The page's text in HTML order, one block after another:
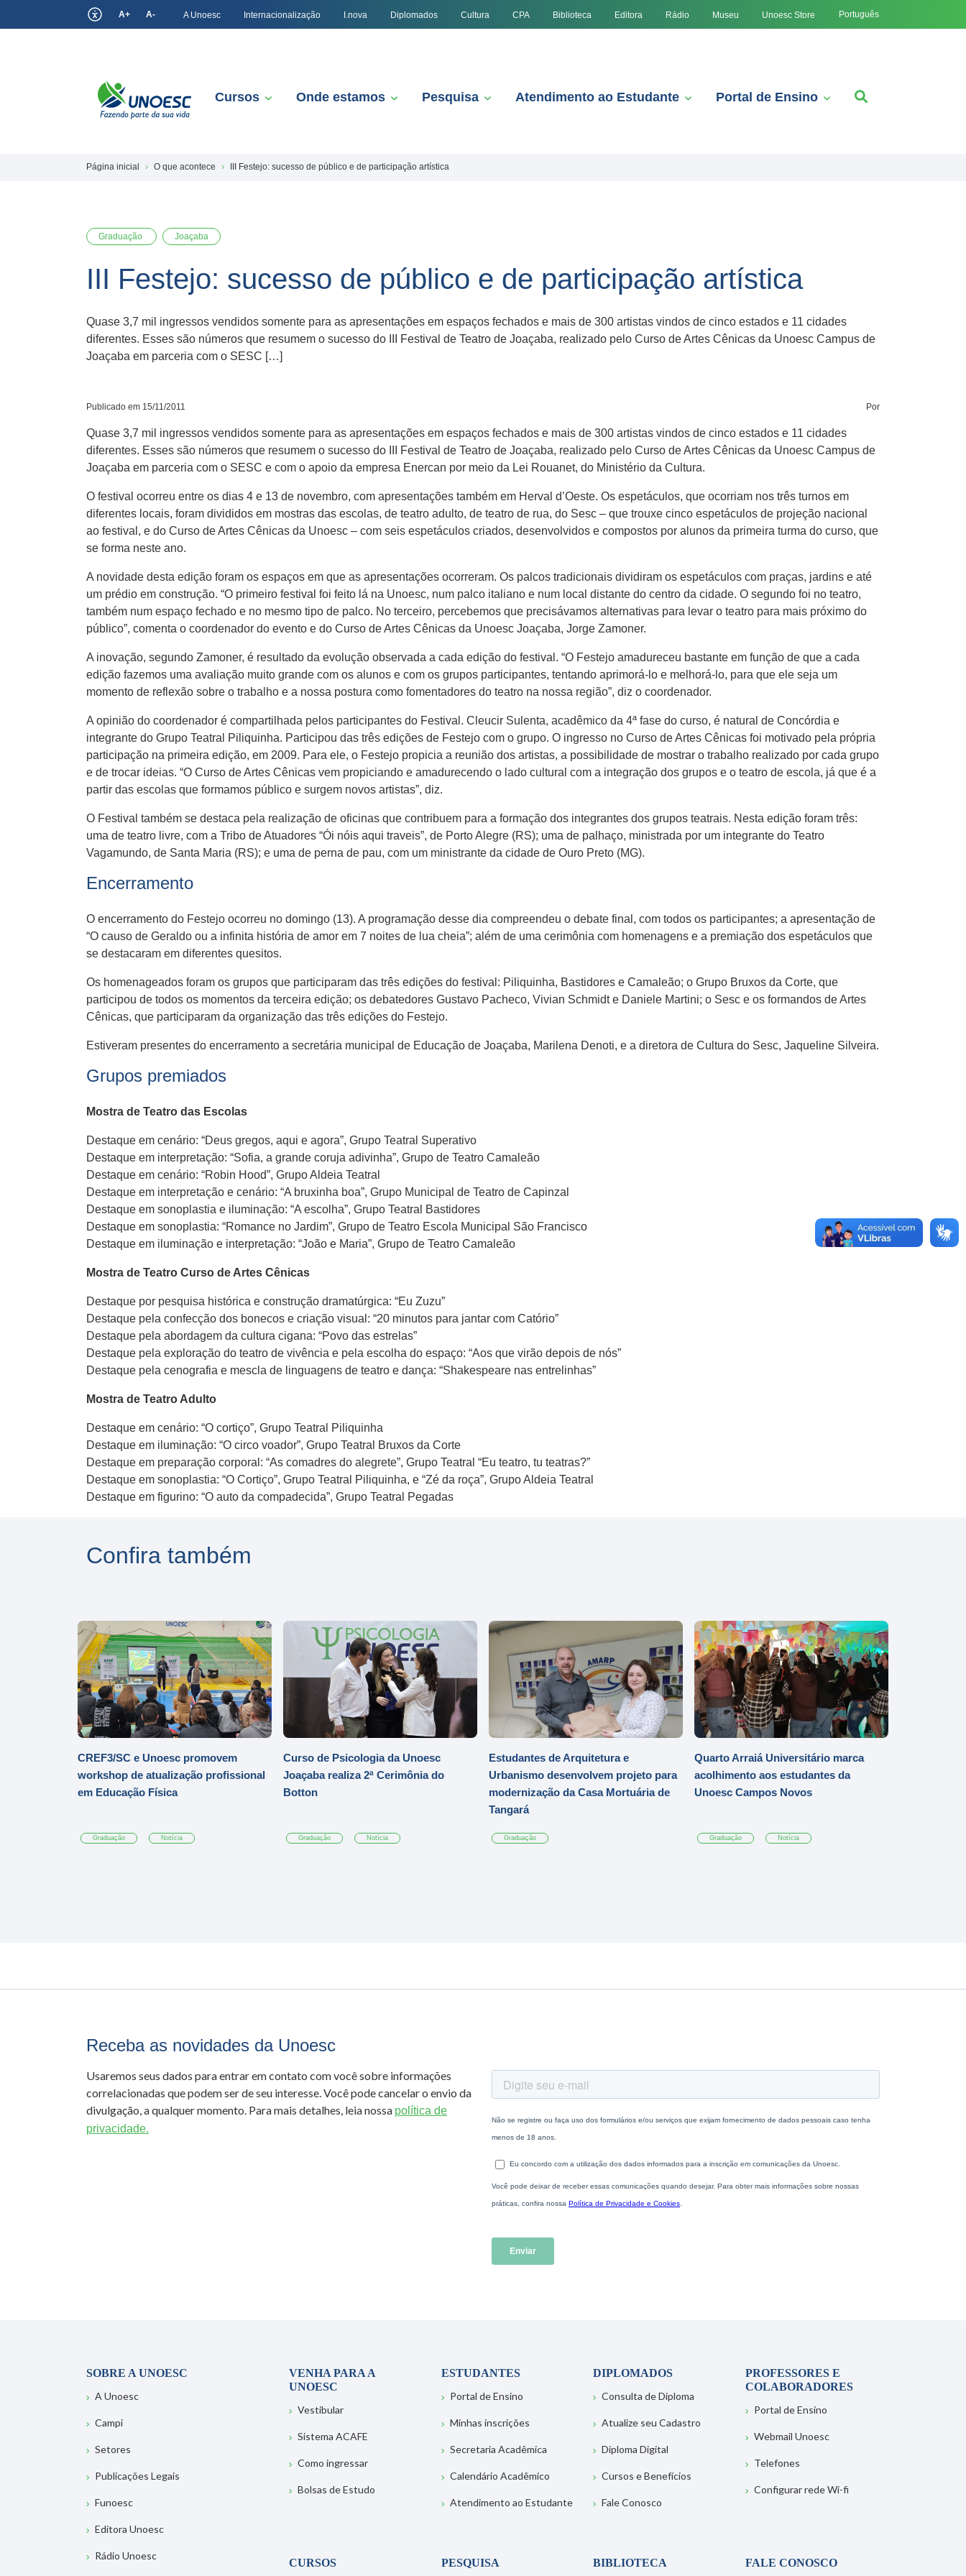
A+ A- A Unoesc Internacionalização I.nova Diplomados Cultura CPA Biblioteca Editora Rádio Museu Unoesc Store Português
Cursos Onde estamos Pesquisa Atendimento ao Estudante Portal de Ensino
Página inicial O que acontece III Festejo: sucesso de público e de participação artística
Graduação Joaçaba
III Festejo: sucesso de público e de participação artística
Quase 3,7 mil ingressos vendidos somente para as apresentações em espaços fechados e mais de 300 artistas vindos de cinco estados e 11 cidades
diferentes. Esses são números que resumem o sucesso do III Festival de Teatro de Joaçaba, realizado pelo Curso de Artes Cênicas da Unoesc Campus de
Joaçaba em parceria com o SESC […]
Publicado em 15/11/2011 Por
Quase 3,7 mil ingressos vendidos somente para as apresentações em espaços fechados e mais de 300 artistas vindos de cinco estados e 11 cidades
diferentes. Esses são números que resumem o sucesso do III Festival de Teatro de Joaçaba, realizado pelo Curso de Artes Cênicas da Unoesc Campus de
Joaçaba em parceria com o SESC e com o apoio da empresa Enercan por meio da Lei Rouanet, do Ministério da Cultura.
O festival ocorreu entre os dias 4 e 13 de novembro, com apresentações também em Herval d’Oeste. Os espetáculos, que ocorriam nos três turnos em
diferentes locais, foram divididos em mostras das escolas, de teatro adulto, de teatro de rua, do Sesc – que trouxe cinco espetáculos de projeção nacional
ao festival, e do Curso de Artes Cênicas da Unoesc – com seis espetáculos criados, desenvolvidos e compostos por alunos da primeira turma do curso, que
se forma neste ano.
A novidade desta edição foram os espaços em que as apresentações ocorreram. Os palcos tradicionais dividiram os espetáculos com praças, jardins e até
um prédio em construção. “O primeiro festival foi feito lá na Unoesc, num palco italiano e num local distante do centro da cidade. O segundo foi no teatro,
também num espaço fechado e no mesmo tipo de palco. No terceiro, percebemos que precisávamos alternativas para levar o teatro para mais próximo do
público”, comenta o coordenador do evento e do Curso de Artes Cênicas da Unoesc Joaçaba, Jorge Zamoner.
A inovação, segundo Zamoner, é resultado da evolução observada a cada edição do festival. “O Festejo amadureceu bastante em função de que a cada
edição fazemos uma avaliação muito grande com os alunos e com os grupos participantes, tentando aprimorá-lo e melhorá-lo, para que ele seja um
momento de reflexão sobre o trabalho e a nossa postura como fomentadores do teatro na nossa região”, diz o coordenador.
A opinião do coordenador é compartilhada pelos participantes do Festival. Cleucir Sulenta, acadêmico da 4ª fase do curso, é natural de Concórdia e
integrante do Grupo Teatral Piliquinha. Participou das três edições de Festejo com o grupo. O ingresso no Curso de Artes Cênicas foi motivado pela própria
participação na primeira edição, em 2009. Para ele, o Festejo propicia a reunião dos artistas, a possibilidade de mostrar o trabalho realizado por cada grupo
e de trocar ideias. “O Curso de Artes Cênicas vem propiciando e amadurecendo o lado cultural com a integração dos grupos e o teatro de escola, já que é a
partir das escolas que formamos público e surgem novos artistas”, diz.
O Festival também se destaca pela realização de oficinas que contribuem para a formação dos integrantes dos grupos teatrais. Nesta edição foram três:
uma de teatro livre, com a Tribo de Atuadores “Ói nóis aqui traveis”, de Porto Alegre (RS); uma de palhaço, ministrada por um integrante do Teatro
Vagamundo, de Santa Maria (RS); e uma de perna de pau, com um ministrante da cidade de Ouro Preto (MG).
Encerramento
O encerramento do Festejo ocorreu no domingo (13). A programação desse dia compreendeu o debate final, com todos os participantes; a apresentação de
“O causo de Geraldo ou a infinita história de amor em 7 noites de lua cheia”; além de uma cerimônia com homenagens e a premiação dos espetáculos que
se destacaram em diferentes quesitos.
Os homenageados foram os grupos que participaram das três edições do festival: Piliquinha, Bastidores e Camaleão; o Grupo Bruxos da Corte, que
participou de todos os momentos da terceira edição; os debatedores Gustavo Pacheco, Vivian Schmidt e Daniele Martini; o Sesc e os formandos de Artes
Cênicas, que participaram da organização das três edições do Festejo.
Estiveram presentes do encerramento a secretária municipal de Educação de Joaçaba, Marilena Denoti, e a diretora de Cultura do Sesc, Jaqueline Silveira.
Grupos premiados
Mostra de Teatro das Escolas
Destaque em cenário: “Deus gregos, aqui e agora”, Grupo Teatral Superativo
Destaque em interpretação: “Sofia, a grande coruja adivinha”, Grupo de Teatro Camaleão
Destaque em cenário: “Robin Hood”, Grupo Aldeia Teatral
Destaque em interpretação e cenário: “A bruxinha boa”, Grupo Municipal de Teatro de Capinzal
Destaque em sonoplastia e iluminação: “A escolha”, Grupo Teatral Bastidores
Destaque em sonoplastia: “Romance no Jardim”, Grupo de Teatro Escola Municipal São Francisco
Destaque em iluminação e interpretação: “João e Maria”, Grupo de Teatro Camaleão
Mostra de Teatro Curso de Artes Cênicas
Destaque por pesquisa histórica e construção dramatúrgica: “Eu Zuzu”
Destaque pela confecção dos bonecos e criação visual: “20 minutos para jantar com Catório”
Destaque pela abordagem da cultura cigana: “Povo das estrelas”
Destaque pela exploração do teatro de vivência e pela escolha do espaço: “Aos que virão depois de nós”
Destaque pela cenografia e mescla de linguagens de teatro e dança: “Shakespeare nas entrelinhas”
Mostra de Teatro Adulto
Destaque em cenário: “O cortiço”, Grupo Teatral Piliquinha
Destaque em iluminação: “O circo voador”, Grupo Teatral Bruxos da Corte
Destaque em preparação corporal: “As comadres do alegrete”, Grupo Teatral “Eu teatro, tu teatras?”
Destaque em sonoplastia: “O Cortiço”, Grupo Teatral Piliquinha, e “Zé da roça”, Grupo Aldeia Teatral
Destaque em figurino: “O auto da compadecida”, Grupo Teatral Pegadas
Confira também
CREF3/SC e Unoesc promovem
workshop de atualização profissional
em Educação Física
Graduação Notícia
Curso de Psicologia da Unoesc
Joaçaba realiza 2ª Cerimônia do
Botton
Graduação Notícia
Estudantes de Arquitetura e
Urbanismo desenvolvem projeto para
modernização da Casa Mortuária de
Tangará
Graduação
Quarto Arraiá Universitário marca
acolhimento aos estudantes da
Unoesc Campos Novos
Graduação Notícia
Receba as novidades da Unoesc
Usaremos seus dados para entrar em contato com você sobre informações
correlacionadas que podem ser de seu interesse. Você pode cancelar o envio da
divulgação, a qualquer momento. Para mais detalhes, leia nossa política de
privacidade.
SOBRE A UNOESC
A Unoesc
Campi
Setores
Publicações Legais
Funoesc
Editora Unoesc
Rádio Unoesc
VENHA PARA A
UNOESC
Vestibular
Sistema ACAFE
Como ingressar
Bolsas de Estudo
ESTUDANTES
Portal de Ensino
Minhas inscrições
Secretaria Acadêmica
Calendário Acadêmico
Atendimento ao Estudante
DIPLOMADOS
Consulta de Diploma
Atualize seu Cadastro
Diploma Digital
Cursos e Benefícios
Fale Conosco
PROFESSORES E
COLABORADORES
Portal de Ensino
Webmail Unoesc
Telefones
Configurar rede Wi-fi
CURSOS PESQUISA BIBLIOTECA FALE CONOSCO